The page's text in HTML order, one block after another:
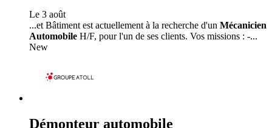
Le 3 août
...et Bâtiment est actuellement à la recherche d'un Mécanicien
Automobile H/F, pour l'un de ses clients. Vos missions : -...
New
Démonteur automobile